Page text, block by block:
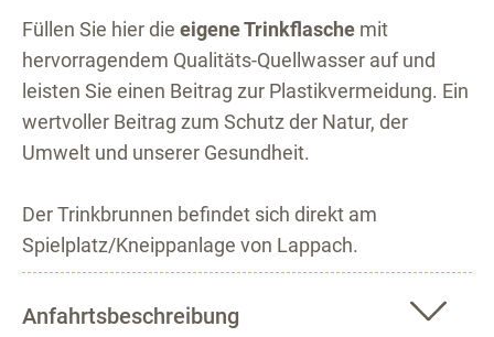
Füllen Sie hier die eigene Trinkflasche mit
hervorragendem Qualitäts-Quellwasser auf und
leisten Sie einen Beitrag zur Plastikvermeidung. Ein
wertvoller Beitrag zum Schutz der Natur, der
Umwelt und unserer Gesundheit.
Der Trinkbrunnen befindet sich direkt am
Spielplatz/Kneippanlage von Lappach.
Anfahrtsbeschreibung